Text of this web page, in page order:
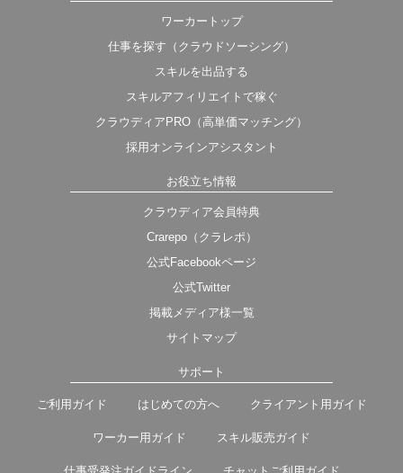
ワーカートップ
仕事を探す（クラウドソーシング）
スキルを出品する
スキルアフィリエイトで稼ぐ
クラウディアPRO（高単価マッチング）
採用オンラインアシスタント
お役立ち情報
クラウディア会員特典
Crarepo（クラレポ）
公式Facebookページ
公式Twitter
掲載メディア様一覧
サイトマップ
サポート
ご利用ガイド はじめての方へ クライアント用ガイド
ワーカー用ガイド スキル販売ガイド